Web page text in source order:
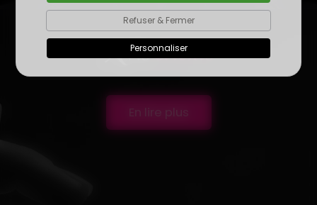
Refuser & Fermer
Personnaliser
Avisclients
En lire plus